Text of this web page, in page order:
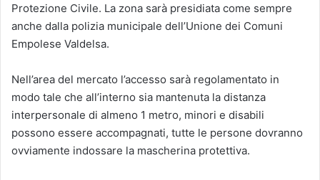
Protezione Civile. La zona sarà presidiata come sempre
anche dalla polizia municipale dell’Unione dei Comuni
Empolese Valdelsa.
Nell’area del mercato l’accesso sarà regolamentato in
modo tale che all’interno sia mantenuta la distanza
interpersonale di almeno 1 metro, minori e disabili
possono essere accompagnati, tutte le persone dovranno
ovviamente indossare la mascherina protettiva.